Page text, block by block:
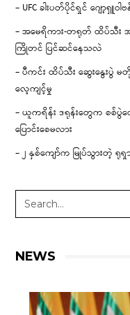
– UFC ခါးပတ်ပိုင်ရှင် ဂျော့ရှူ
– အမေရိကား-တရုတ် ထိပ်သီး
ကြိုတင် ပြင်ဆင်နေသလဲ
– ပီကင်း ထိပ်သီး ဆွေးနွေးပွဲ
လေ့ကျင့်မှု
– ယူကရိန်း ဒရုန်းတွေက စ
ပြောင်းစေမလား
– ၂ နှစ်ကျော်က မြုပ်သွားတဲ့ ရု
NEWS